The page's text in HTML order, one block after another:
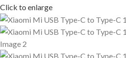
Click to enlarge